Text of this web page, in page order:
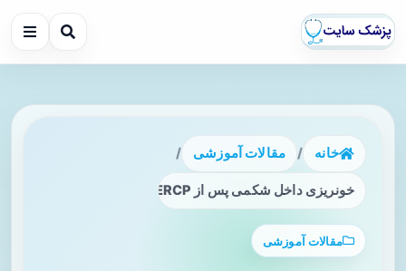
خانه / مقالات آموزشی /
خونریزی داخل شکمی پس از ERCP در بیمار با معده آبشاری: گزارش یک مورد و درس‌های بالینی
مقالات آموزشی